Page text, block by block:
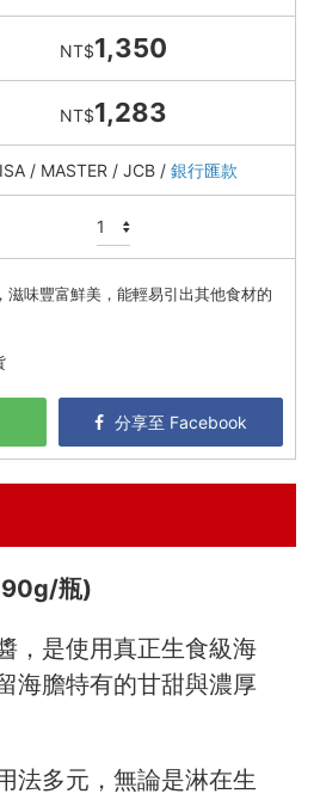
奶辣椒醬
欖油
酥
NT$1,350
NT$1,283
/ MASTER / JCB / 銀行匯款
滋味豐富鮮美，能輕易引出其他食材的
分享至 Facebook
瓶)
，是使用真正生食級海
海膽特有的甘甜與濃厚
法多元，無論是淋在生